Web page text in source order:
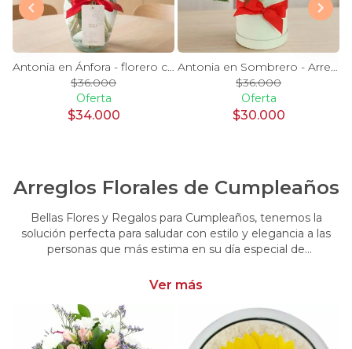
Antonia en Ánfora - florero con 9 rosas rojo e hypericum
$36.000
Oferta
$34.000
Antonia en Sombrero - Arreglo 9 rosas rojo e hypericum
$36.000
Oferta
$30.000
Arreglos Florales de Cumpleaños
Bellas Flores y Regalos para Cumpleaños, tenemos la
solución perfecta para saludar con estilo y elegancia a las
personas que más estima en su día especial de
para cumpleaños
Ver más